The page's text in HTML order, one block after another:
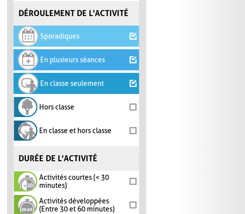
DÉROULEMENT DE L'ACTIVITÉ
Sporadiques
En plusieurs séances
En classe seulement
Hors classe
En classe et hors classe
DURÉE DE L'ACTIVITÉ
Activités courtes (< 30
minutes)
Activités développées
(Entre 30 et 60 minutes)